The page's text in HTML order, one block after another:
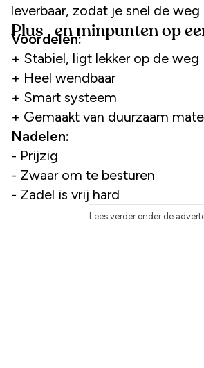
leverbaar, zodat je snel de weg
Plus- en minpunten op
Voordelen:
+ Stabiel, ligt lekker op de weg
+ Heel wendbaar
+ Smart systeem
+ Gemaakt van duurzaam
Nadelen:
- Prijzig
- Zwaar om te besturen
- Zadel is vrij hard
Lees verder onder de